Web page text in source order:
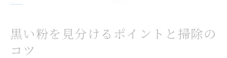
黒い粉を見分けるポイントと掃除の
コツ